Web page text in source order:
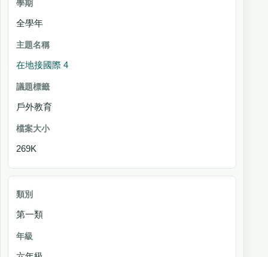
全學年
在地接國際 4
戶外教育
269K
第一類